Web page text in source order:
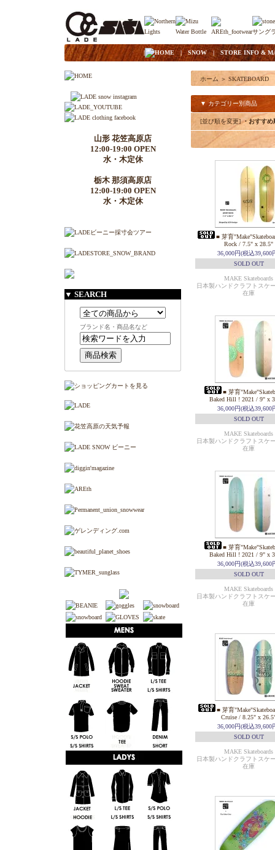
| HOME|SNOW| STORE INFO &
山形 花笠高原店
12:00-19:00 OPEN
水・木定休
栃木 那須高原店
12:00-19:00 OPEN
水・木定休
▼ SEARCH
ブランド名・商品名など
ホーム ＞ SKATEBOARD
▼ カテゴリー別商品
[並び順を変更]・おすすめ
■ 芽育
Rock / 7.5" x 28.5"
36,000円(税込39,600
SOLD OUT
MAKE Skateboards
日本製ハンドクラフトスケ
在庫
■ 芽育
Baked Hill ! 2021 / 9" x
36,000円(税込39,600
SOLD OUT
MAKE Skateboards
日本製ハンドクラフトスケ
在庫
■ 芽育
Baked Hill ! 2021 / 9" x
36,000円(税込39,600
SOLD OUT
MAKE Skateboards
日本製ハンドクラフトスケ
在庫
■ 芽育
Cruise / 8.25" x
36,000円(税込39,600
SOLD OUT
MAKE Skateboards
日本製ハンドクラフトスケ
在庫